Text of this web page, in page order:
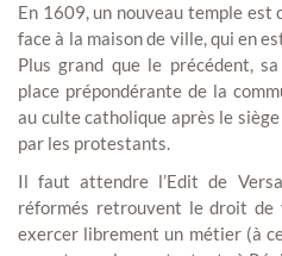
En 1609, un nouveau temple
face à la maison de ville, qui en
Plus grand que le précédent,
place prépondérante de la
au culte catholique après le
par les protestants.
Il faut attendre l’Edit de
réformés retrouvent le droit de
exercer librement un métier (à